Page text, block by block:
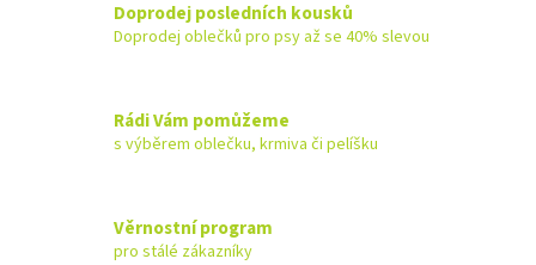
Doprodej posledních kousků
Doprodej oblečků pro psy až se 40% slevou
Rádi Vám pomůžeme
s výběrem oblečku, krmiva či pelíšku
Věrnostní program
pro stálé zákazníky